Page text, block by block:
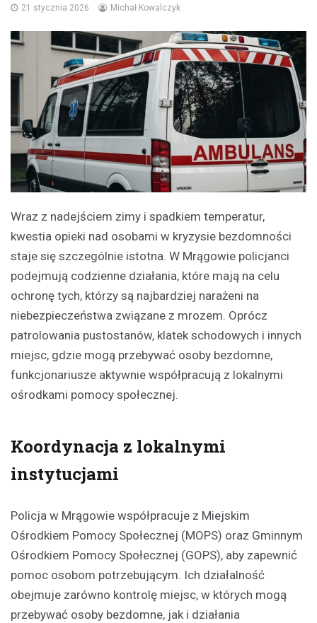
21 stycznia 2026 Michał Kowalczyk
Wraz z nadejściem zimy i spadkiem temperatur,
kwestia opieki nad osobami w kryzysie bezdomności
staje się szczególnie istotna. W Mrągowie policjanci
podejmują codzienne działania, które mają na celu
ochronę tych, którzy są najbardziej narażeni na
niebezpieczeństwa związane z mrozem. Oprócz
patrolowania pustostanów, klatek schodowych i innych
miejsc, gdzie mogą przebywać osoby bezdomne,
funkcjonariusze aktywnie współpracują z lokalnymi
ośrodkami pomocy społecznej.
Koordynacja z lokalnymi
instytucjami
Policja w Mrągowie współpracuje z Miejskim
Ośrodkiem Pomocy Społecznej (MOPS) oraz Gminnym
Ośrodkiem Pomocy Społecznej (GOPS), aby zapewnić
pomoc osobom potrzebującym. Ich działalność
obejmuje zarówno kontrolę miejsc, w których mogą
przebywać osoby bezdomne, jak i działania